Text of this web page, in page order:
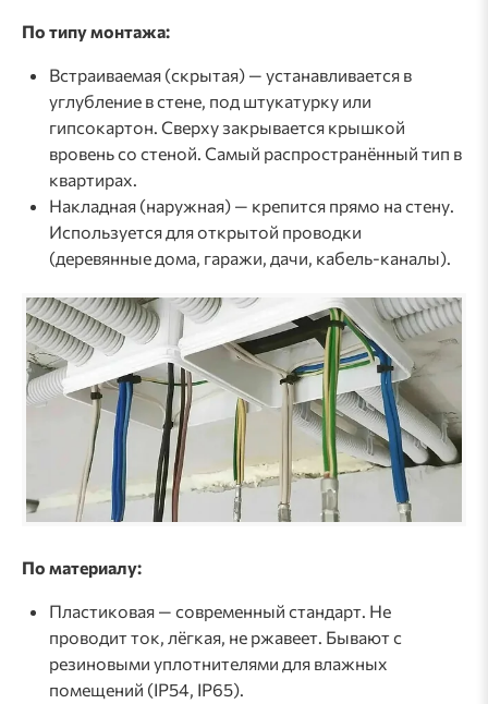
По типу монтажа:
Встраиваемая (скрытая) — устанавливается в
углубление в стене, под штукатурку или
гипсокартон. Сверху закрывается крышкой
вровень со стеной. Самый распространённый тип в
квартирах.
Накладная (наружная) — крепится прямо на стену.
Используется для открытой проводки
(деревянные дома, гаражи, дачи, кабель-каналы).
По материалу:
Пластиковая — современный стандарт. Не
проводит ток, лёгкая, не ржавеет. Бывают с
резиновыми уплотнителями для влажных
помещений (IP54, IP65).